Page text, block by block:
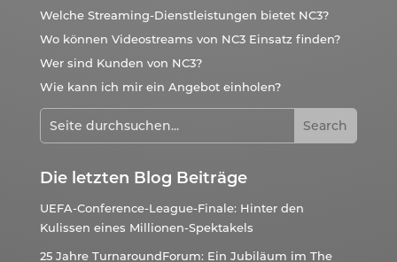
Welche Streaming-Dienstleistungen bietet NC3?
Wo können Videostreams von NC3 Einsatz finden?
Wer sind Kunden von NC3?
Wie kann ich mir ein Angebot einholen?
Die letzten Blog Beiträge
UEFA-Conference-League-Finale: Hinter den
Kulissen eines Millionen-Spektakels
25 Jahre TurnaroundForum: Ein Jubiläum im The